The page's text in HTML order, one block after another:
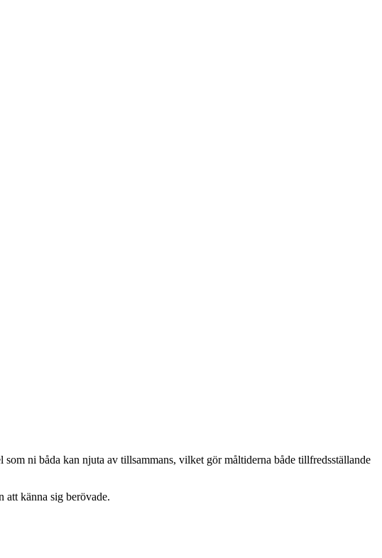
ni båda kan njuta av tillsammans, vilket gör måltiderna både tillfredsställande
att känna sig berövade.